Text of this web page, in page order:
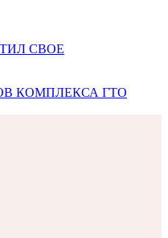
СВОЕ
КОМПЛЕКСА ГТО